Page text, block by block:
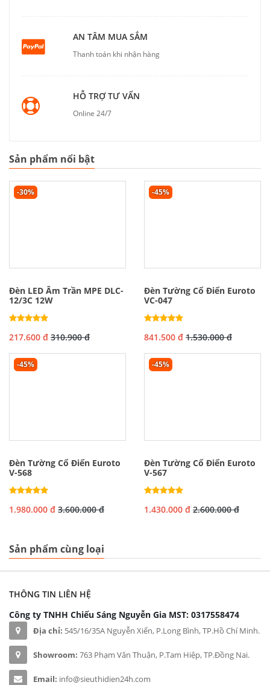
AN TÂM MUA SẮM
Thanh toán khi nhận hàng
HỖ TRỢ TƯ VẤN
Online 24/7
Sản phẩm nổi bật
-30%
Đèn LED Âm Trần MPE DLC-
12/3C 12W
217.600 đ 310.900 đ
-45%
Đèn Tường Cổ Điển Euroto
VC-047
841.500 đ 1.530.000 đ
-45%
Đèn Tường Cổ Điển Euroto
V-568
1.980.000 đ 3.600.000 đ
-45%
Đèn Tường Cổ Điển Euroto
V-567
1.430.000 đ 2.600.000 đ
Sản phẩm cùng loại
THÔNG TIN LIÊN HỆ
Công ty TNHH Chiếu Sáng Nguyễn Gia MST: 0317558474
Địa chỉ: 545/16/35A Nguyễn Xiển, P.Long Bình, TP.Hồ Chí Minh.
Showroom: 763 Phạm Văn Thuận, P.Tam Hiệp, TP.Đồng Nai.
Email: info@sieuthidien24h.com